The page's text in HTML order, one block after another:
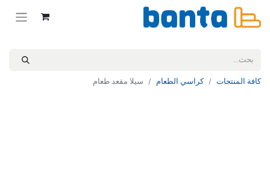
كافة المنتجات كراسي الطعام سيلا مقعد طعام